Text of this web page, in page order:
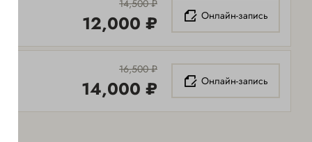
14,500 ₽
12,000 ₽ Онлайн-запись
16,500 ₽
14,000 ₽ Онлайн-запись